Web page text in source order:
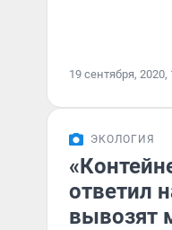
19 сентября, 2020,
ЭКОЛОГИЯ
ответил
вывозят